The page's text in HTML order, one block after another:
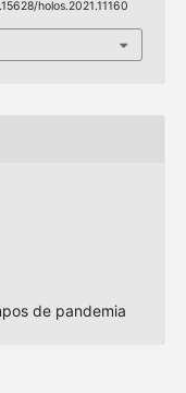
holos.2021.11160
de pandemia